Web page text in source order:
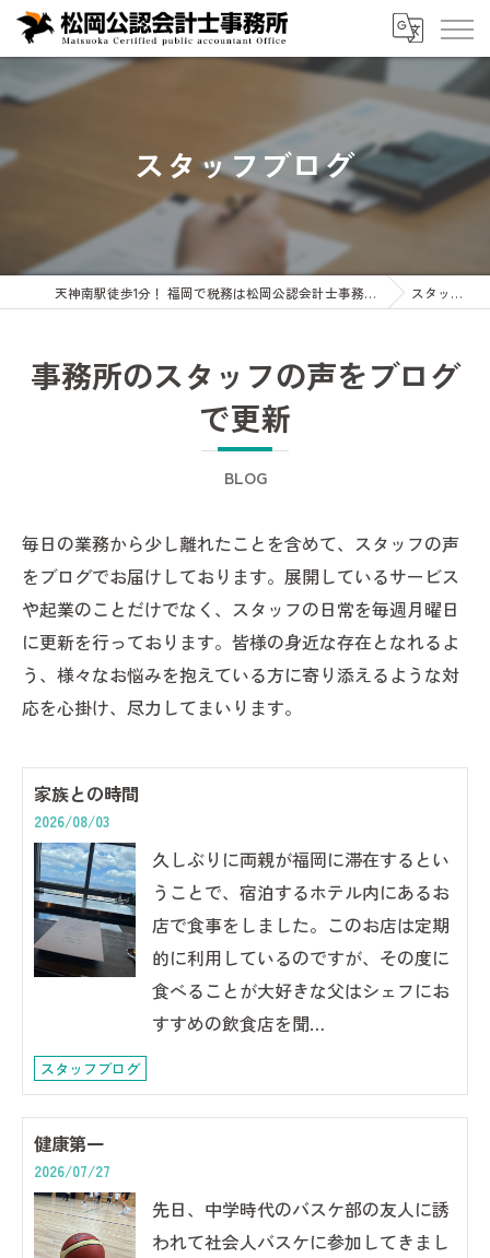
スタッフブログ
天神南駅徒歩1分！ 福岡で税務は松岡公認会計士事務所へ 企業・会計・税務・相続専門 スタッフブログ
事務所のスタッフの声をブログ
で更新
BLOG
毎日の業務から少し離れたことを含めて、スタッフの声
をブログでお届けしております。展開しているサービス
や起業のことだけでなく、スタッフの日常を毎週月曜日
に更新を行っております。皆様の身近な存在となれるよ
う、様々なお悩みを抱えている方に寄り添えるような対
応を心掛け、尽力してまいります。
家族との時間
2026/08/03
久しぶりに両親が福岡に滞在するとい
うことで、宿泊するホテル内にあるお
店で食事をしました。このお店は定期
的に利用しているのですが、その度に
食べることが大好きな父はシェフにお
すすめの飲食店を聞…
スタッフブログ
健康第一
2026/07/27
先日、中学時代のバスケ部の友人に誘
われて社会人バスケに参加してきまし